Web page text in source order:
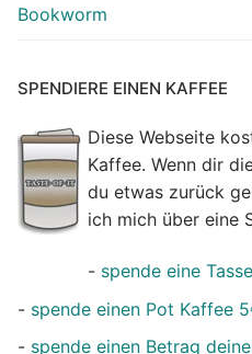
Bookworm
SPENDIERE EINEN KAFFEE
Diese Webseite
Kaffee. Wenn dir
du etwas zurück
ich mich über eine
- spende eine
- spende einen Pot Kaffee
- spende einen Betrag